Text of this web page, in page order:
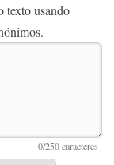
texto usando